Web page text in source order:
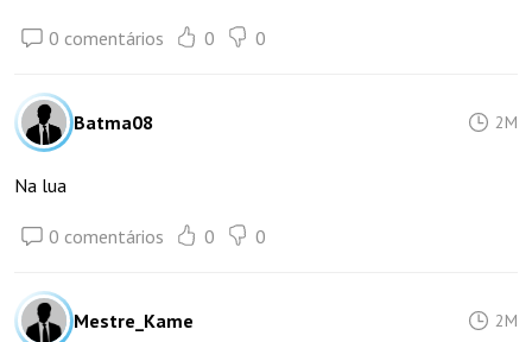
0 comentários 0 0
Batma08 2M
Na lua
0 comentários 0 0
Mestre_Kame 2M